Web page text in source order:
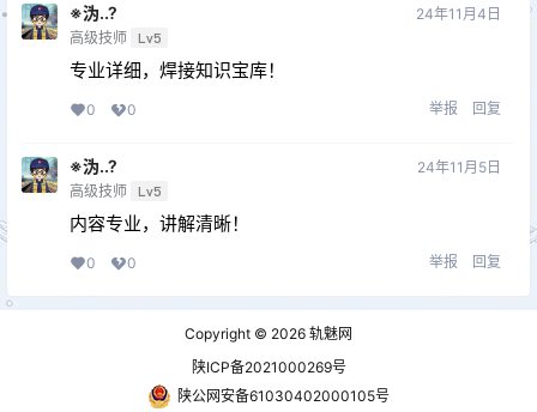
※沩..?
高级技师 Lv5
24年11月4日
专业详细，焊接知识宝库！
0 0 举报 回复
※沩..?
高级技师 Lv5
24年11月5日
内容专业，讲解清晰！
0 0 举报 回复
Copyright © 2026 轨魅网
陕ICP备2021000269号
陕公网安备61030402000105号